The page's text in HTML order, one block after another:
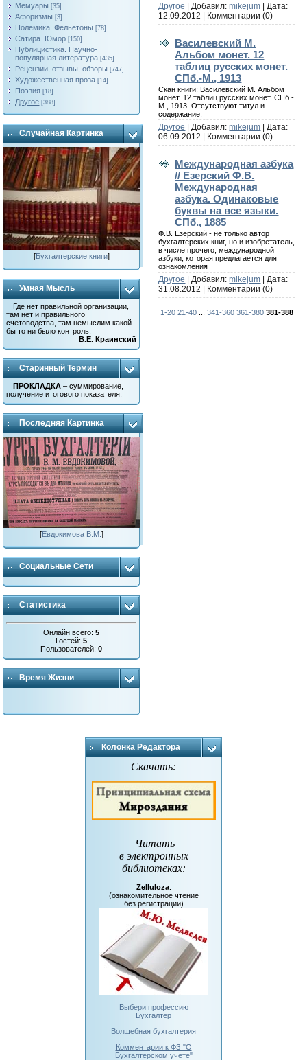
Мемуары [35]
Афоризмы [3]
Полемика. Фельетоны [78]
Сатира. Юмор [150]
Публицистика. Научно-
популярная литература [435]
Рецензии, отзывы, обзоры [747]
Художественная проза [14]
Поэзия [18]
Другое [388]
Случайная Картинка
[Бухгалтерские книги]
Умная Мысль
Где нет правильной организации,
там нет и правильного
счетоводства, там немыслим какой
бы то ни было контроль.
В.Е. Краинский
Старинный Термин
ПРОКЛАДКА – суммирование,
получение итогового показателя.
Последняя Картинка
[Евдокимова В.М. ]
Социальные Сети
Статистика
Онлайн всего:5
Гостей:5
Пользователей:0
Время Жизни
Другое | Добавил:mikejum | Дата:
12.09.2012
Комментарии (0)
Василевский М.
Альбом монет. 12
таблиц русских монет.
СПб.-М., 1913
Скан книги: Василевский М. Альбом
монет. 12 таблиц русских монет. СПб.-
М., 1913. Отсутствуют титул и
содержание.
Другое | Добавил:mikejum | Дата:
06.09.2012
Комментарии (0)
Международная азбука
// Езерский Ф.В.
Международная
азбука. Одинаковые
буквы на все языки.
СПб., 1885
Ф.В. Езерский - не только автор
бухгалтерских книг, но и изобретатель,
в числе прочего, международной
азбуки, которая предлагается для
ознакомления
Другое | Добавил:mikejum | Дата:
31.08.2012
Комментарии (0)
1-20 21-40 341-360 361-380 381-388
Колонка Редактора
Скачать:
Читать
в электронных
библиотеках:
Zelluloza:
(ознакомительное чтение
без регистрации)
Выбери профессию
Бухгалтер
Волшебная бухгалтерия
Комментарии к ФЗ "О
Бухгалтерском учете"